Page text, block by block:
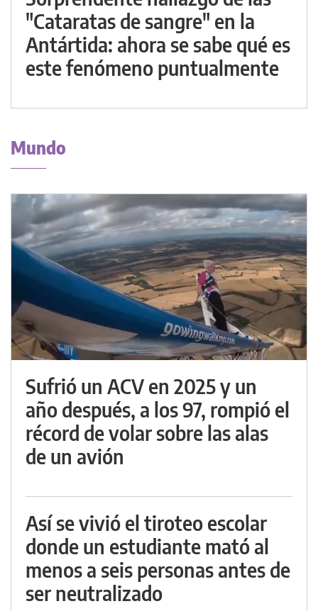
"Cataratas de sangre" en la
Antártida: ahora se sabe qué es
este fenómeno puntualmente
Mundo
Sufrió un ACV en 2025 y un
año después, a los 97, rompió el
récord de volar sobre las alas
de un avión
Así se vivió el tiroteo escolar
donde un estudiante mató al
menos a seis personas antes de
ser neutralizado